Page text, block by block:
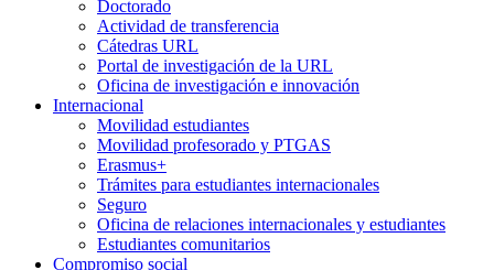
Doctorado
Actividad de transferencia
Cátedras URL
Portal de investigación de la URL
Oficina de investigación e innovación
Internacional
Movilidad estudiantes
Movilidad profesorado y PTGAS
Erasmus+
Trámites para estudiantes internacionales
Seguro
Oficina de relaciones internacionales y estudiantes
Estudiantes comunitarios
Compromiso social